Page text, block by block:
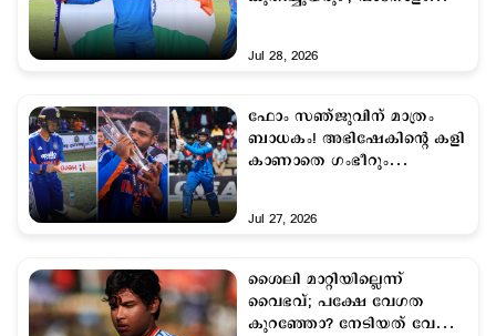
Jul 28, 2026
ഫോം സഞ്ജുവിന് മാത്രം
ബാധകം! അഭിഷേകിന്‍റെ കളി
കാണാതെ ഗംഭീറും
Jul 27, 2026
ശൈലി മാറ്റിയില്ലെന്ന്
വൈഭവ്; പക്ഷേ വേഗത
കുറഞ്ഞോ? നേടിയത് വേഗം